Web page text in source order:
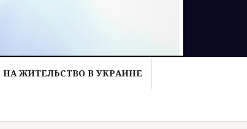
ЖИТЕЛЬСТВО В УКРАИНЕ